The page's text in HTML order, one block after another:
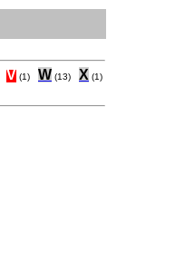
V (1) W (13) X (1)